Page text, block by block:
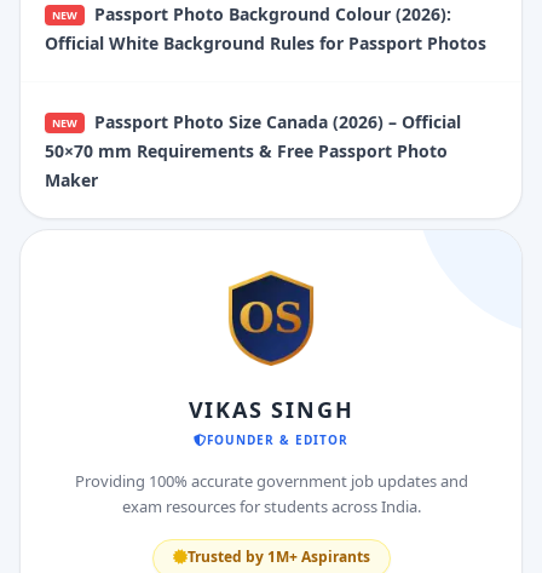
NEW
Passport Photo Background Colour (2026):
Official White Background Rules for Passport Photos
NEW
Passport Photo Size Canada (2026) – Official
50×70 mm Requirements & Free Passport Photo
Maker
VIKAS SINGH
FOUNDER & EDITOR
Providing 100% accurate government job updates and
exam resources for students across India.
Trusted by 1M+ Aspirants